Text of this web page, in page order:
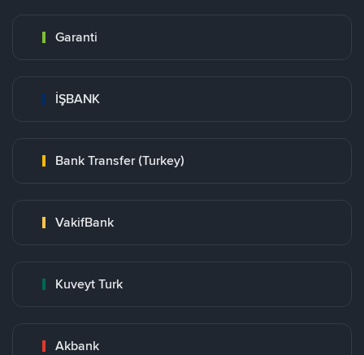
Garanti
İŞBANK
Bank Transfer (Turkey)
VakifBank
Kuveyt Turk
Akbank